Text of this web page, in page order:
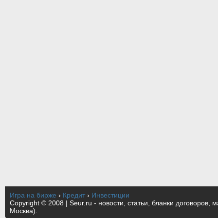
Игра на бирже › Кредит › Инвестиции
Copyright © 2008 | Seur.ru - новости, статьи, бланки договоров,
Москва).